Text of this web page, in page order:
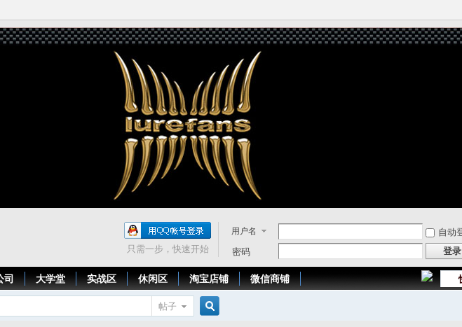
用户名 自动
密码
登录
只需一步，快速开始
司 大学堂 实战区 休闲区 淘宝店铺 微信商铺
帖子